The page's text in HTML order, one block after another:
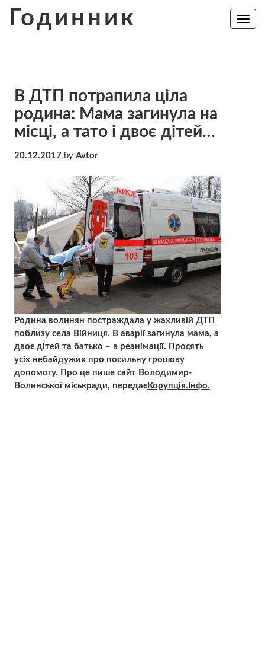
Годинник
Toggle
В ДТП потрапила ціла
родина: Мама загинула на
місці, а тато і двоє дітей…
20.12.2017 by Avtor
Родина волинян постраждала у жахливій ДТП
поблизу села Війниця. В аварії загинула мама, а
двоє дітей та батько – в реанімації. Просять
усіх небайдужих про посильну грошову
допомогу. Про це пише сайт Володимир-
Волинської міськради, передаєКорупція.Інфо.